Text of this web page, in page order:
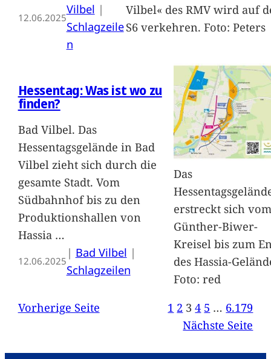
12.06.2025
Vilbel
Schlagzeile
n
Vilbel« des RMV wird auf
S6 verkehren. Foto: Peters
Hessentag: Was ist wo zu
finden?
Bad Vilbel. Das
Hessentagsgelände in Bad
Vilbel zieht sich durch die
gesamte Stadt. Vom
Südbahnhof bis zu den
Produktionshallen von
Hassia …
12.06.2025
| Bad Vilbel
Schlagzeilen
Das
erstreckt sich vom
Günther-Biwer-
Kreisel bis zum
des Hassia-
Foto: red
Vorherige Seite
1 2 3 4 5 … 6.179
Nächste Seite